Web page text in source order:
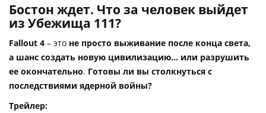
Бостон ждет. Что за человек выйдет
из Убежища 111?
Fallout 4 – это не просто выживание после конца света,
а шанс создать новую цивилизацию... или разрушить
ее окончательно. Готовы ли вы столкнуться с
последствиями ядерной войны?
Трейлер: